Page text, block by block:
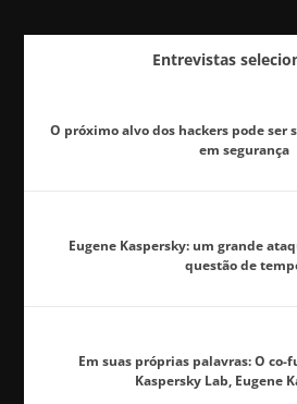
Entrevistas
O próximo alvo dos hackers pode ser
em segurança
Eugene Kaspersky: um grande
questão de
Em suas próprias palavras: O co-
Kaspersky Lab, Eugene